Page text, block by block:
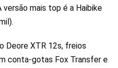
mais top é a Haibike
Deore XTR 12s, freios
conta-gotas Fox Transfer e